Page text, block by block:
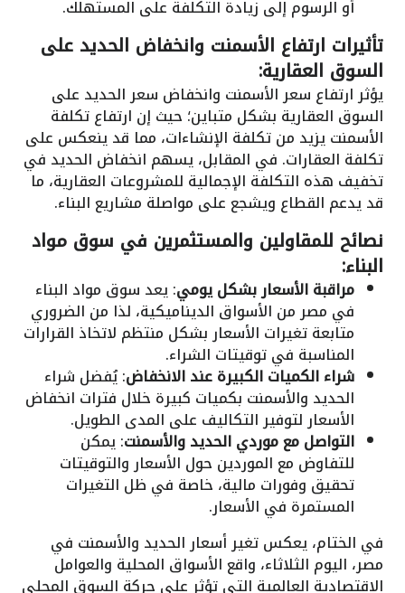
أو الرسوم إلى زيادة التكلفة على المستهلك.
تأثيرات ارتفاع الأسمنت وانخفاض الحديد على
السوق العقارية:
يؤثر ارتفاع سعر الأسمنت وانخفاض سعر الحديد على
السوق العقارية بشكل متباين؛ حيث إن ارتفاع تكلفة
الأسمنت يزيد من تكلفة الإنشاءات، مما قد ينعكس على
تكلفة العقارات. في المقابل، يسهم انخفاض الحديد في
تخفيف هذه التكلفة الإجمالية للمشروعات العقارية، ما
قد يدعم القطاع ويشجع على مواصلة مشاريع البناء.
نصائح للمقاولين والمستثمرين في سوق مواد
البناء:
مراقبة الأسعار بشكل يومي: يعد سوق مواد البناء
في مصر من الأسواق الديناميكية، لذا من الضروري
متابعة تغيرات الأسعار بشكل منتظم لاتخاذ القرارات
المناسبة في توقيتات الشراء.
شراء الكميات الكبيرة عند الانخفاض: يُفضل شراء
الحديد والأسمنت بكميات كبيرة خلال فترات انخفاض
الأسعار لتوفير التكاليف على المدى الطويل.
التواصل مع موردي الحديد والأسمنت: يمكن
للتفاوض مع الموردين حول الأسعار والتوقيتات
تحقيق وفورات مالية، خاصة في ظل التغيرات
المستمرة في الأسعار.
في الختام، يعكس تغير أسعار الحديد والأسمنت في
مصر، اليوم الثلاثاء، واقع الأسواق المحلية والعوامل
الاقتصادية العالمية التي تؤثر على حركة السوق المحلي